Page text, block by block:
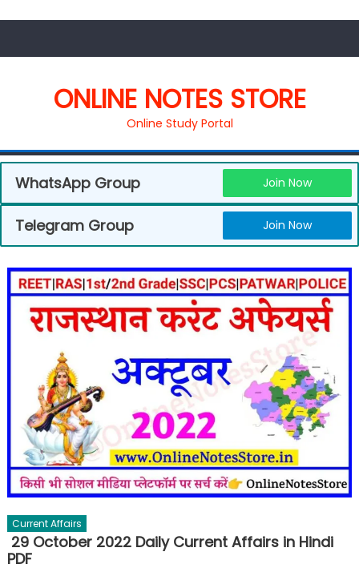
ONLINE NOTES STORE
Online Study Portal
WhatsApp Group Join Now
Telegram Group Join Now
Current Affairs
29 October 2022 Daily Current Affairs in Hindi
PDF